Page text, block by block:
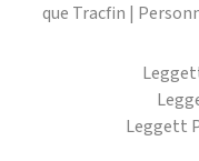
que Tracfin |
Leggett